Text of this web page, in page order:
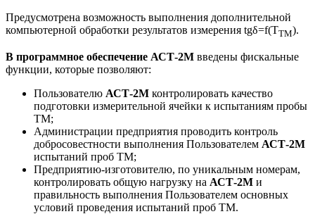
Предусмотрена возможность выполнения дополнительной
компьютерной обработки результатов измерения tgδ=f(ТТМ).
В программное обеспечение АСТ-2М введены фискальные
функции, которые позволяют:
Пользователю АСТ-2М контролировать качество
подготовки измерительной ячейки к испытаниям пробы
ТМ;
Администрации предприятия проводить контроль
добросовестности выполнения Пользователем АСТ-2М
испытаний проб ТМ;
Предприятию-изготовителю, по уникальным номерам,
контролировать общую нагрузку на АСТ-2М и
правильность выполнения Пользователем основных
условий проведения испытаний проб ТМ.